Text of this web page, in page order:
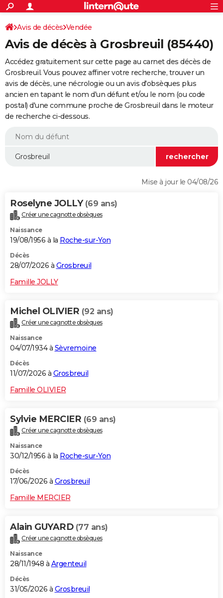
ACTUALITÉS
Politique
Société
Faits Divers
Education
Monde
Villes
+
SPORT
Coupe du monde 2026
Football
Tennis
Cyclisme
Rugby
Forum
Programme TV
TNT
Streaming
Cinéma
Sorties cinéma
Musique
+
FINANCE
Retraite
Impôts
Epargne
Immobilier
Risques naturels par ville
Banque
Assurance
Crédit
AUTO
Essais
Réserver un essai
Citadines
Berlines
SUV
Forum auto
+
HIGH-TECH
BRICOLAGE
WEEK-END
Alimentation
Guide de la santé
Maladies
Médicaments
Sommeil
VOYAGE
Destinations
City break
Voyage nature
Voyage de noces
Forum
Climat
+PHOTO
GUIDES D'ACHAT
Carte de Noël
Carte Bonne année
Carte Saint-Valentin
Carte Pâques
Carte d'anniversaire
DICTIONNAIRE
Dictionnaire
Biographies
Citations
Expressions
Proverbes
PROGRAMME TV
S'inscrire
Se connecter
Lycées
Collèges
Primaires
Universités
Entreprises
Service militaire
Avis de recherche
AVIS DE DÉCÈS
FORUM
Bricolage
Lifestyle
Culture
Auto
Television
Voyage
Cinema
Avis de décès Vendée
Avis de décès à Grosbreuil (85440)
Accédez gratuitement sur cette page au carnet des décès de
Grosbreuil. Vous pouvez affiner votre recherche, trouver un
avis de décès, une nécrologie ou un avis d'obsèques plus
ancien en tapant le nom d'un défunt et/ou le nom (ou code
postal) d'une commune proche de Grosbreuil dans le moteur
de recherche ci-dessous.
Mise à jour le 04/08/26
Roselyne JOLLY (69 ans)
Créer une cagnotte obsèques
Naissance
19/08/1956 à la Roche-sur-Yon
Décès
28/07/2026 à Grosbreuil
Famille JOLLY
Michel OLIVIER (92 ans)
Créer une cagnotte obsèques
Naissance
04/07/1934 à Sèvremoine
Décès
11/07/2026 à Grosbreuil
Famille OLIVIER
Sylvie MERCIER (69 ans)
Créer une cagnotte obsèques
Naissance
30/12/1956 à la Roche-sur-Yon
Décès
17/06/2026 à Grosbreuil
Famille MERCIER
Alain GUYARD (77 ans)
Créer une cagnotte obsèques
Naissance
28/11/1948 à Argenteuil
Décès
31/05/2026 à Grosbreuil